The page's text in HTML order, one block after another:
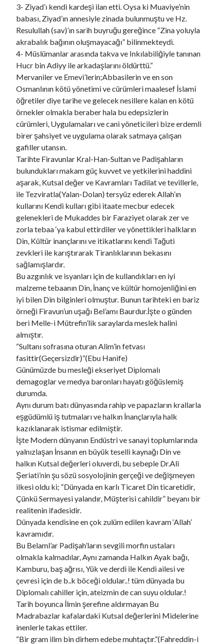
3- Ziyad’ı kendi kardeşi ilan etti. Oysa ki Muaviye’nin
babası, Ziyad’ın annesiyle zinada bulunmuştu ve Hz.
Resulullah (sav)’ın sarih buyruğu gereğince “Zina yoluyla
akrabalık bağının oluşmayacağı” bilinmekteydi.
4- Müslümanlar arasında takva ve Inkılabiliğiyle tanınan
Hucr bin Adiyy ile arkadaşlarını öldürttü.”
Mervaniler ve Emevi’lerin;Abbasilerin ve en son
Osmanlının kötü yönetimi ve cürümleri maalesef İslami
öğretiler diye tarihe ve gelecek nesillere kalan en kötü
örnekler olmakla beraber hala bu edepsizlerin
cürümleri, Uygulamaları ve cani yöneticileri bize erdemli
birer şahsiyet ve uygulama olarak satmaya çalışan
gafiller utansın.
Tarihte Firavunlar Kral-Han-Sultan ve Padişahların
bulundukları makam güç kuvvet ve yetkilerini haddini
aşarak, Kutsal değer ve Kavramları Tadilat ve tevillerle,
ile Tezviratla(Yalan-Dolan) tersyüz ederek Allah’ın
kullarını Kendi kulları gibi itaate mecbur edecek
gelenekleri de Mukaddes bir Faraziyet olarak zer ve
zorla tebaa ‘ya kabul ettirdiler ve yönettikleri halkların
Din, Kültür inançlarını ve itikatlarını kendi Tağuti
zevkleri ile karıştırarak Tiranlıklarının bekasını
sağlamışlardır.
Bu azgınlık ve isyanları için de kullandıkları en iyi
malzeme tebaanın Din, İnanç ve kültür homojenliğini en
iyi bilen Din bilginleri olmuştur. Bunun tarihteki en bariz
örneği Firavun’un uşağı Bel’amı Baurdur.İşte o günden
beri Melle-i Mütrefin’lik saraylarda meslek halini
almıştır.
“Sultanı sofrasına oturan Alim’in fetvası
fasittir(Geçersizdir)”(Ebu Hanife)
Günümüzde bu mesleği ekseriyet Diplomalı
demagoglar ve medya baronları hayatı göğüslemiş
durumda.
Aynı durum batı dünyasında rahip ve papazların krallarla
eşgüdümlü iş tutmaları ve halkın İnançlarıyla halk
kazıklanarak istismar edilmiştir.
İşte Modern dünyanın Endüstri ve sanayi toplumlarında
yalnızlaşan İnsanın en büyük teselli kaynağı Din ve
halkın Kutsal değerleri oluverdi, bu sebeple Dr.Ali
Şeriati’nin şu sözü sosyolojinin gerçeği ve değişmeyen
ilkesi oldu ki; “Dünyada en karlı Ticaret Din ticaretidir,
Çünkü Sermayesi yalandır, Müşterisi cahildir” beyanı bir
realitenin ifadesidir.
Dünyada kendisine en çok zulüm edilen kavram ‘Allah’
kavramıdır.
Bu Belaml’ar Padişah’ların sevgili morfin ustaları
olmakla kalmadılar, Aynı zamanda Halkın Ayak bağı,
Kamburu, baş ağrısı, Yük ve derdi ile Kendi ailesi ve
çevresi için de b..k böceği oldular..! tüm dünyada bu
Diplomalı cahiller için, ateizmin de can suyu oldular.!
Tarih boyunca İlmin şerefine aldırmayan Bu
Madrabazlar kafalardaki Kutsal değerlerini Midelerine
inenlerle takas ettiler.
“Bir gram ilim bin dirhem edebe muhtaçtır.”(Fahreddin-i